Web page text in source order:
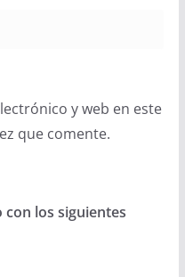
y web en este
que comente.
los siguientes